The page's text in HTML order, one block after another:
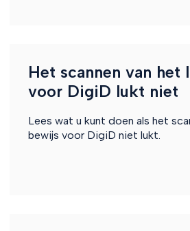
Het scannen van het
voor DigiD lukt niet
Lees wat u kunt doen als het
bewijs voor DigiD niet lukt.